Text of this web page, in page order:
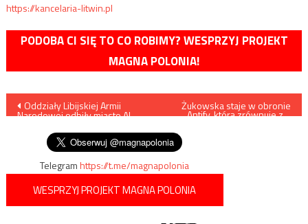
https://kancelaria-litwin.pl
PODOBA CI SIĘ TO CO ROBIMY? WESPRZYJ PROJEKT
MAGNA POLONIA!
Nawigacja
wpisu
Oddziały Libijskiej Armii
Narodowej odbiły miasto Al-
Żukowska staje w obronie
Antify, którą zrównuje z…
Telegramhttps://t.me/magnapolonia
WESPRZYJ PROJEKT MAGNA POLONIA